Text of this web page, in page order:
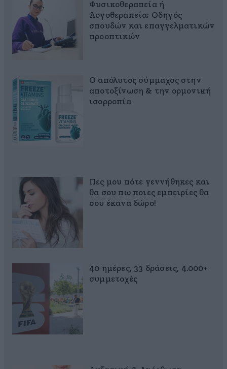
Φυσικοθεραπεία ή
Λογοθεραπεία; Οδηγός
σπουδών και επαγγελματικών
προοπτικών
Ο απόλυτος σύμμαχος στην
αποτοξίνωση & την ορμονική
ισορροπία
Πες μου πότε γεννήθηκες και
θα σου πω ποιες εμπειρίες θα
σου έκανα δώρο!
40 ημέρες, 33 δράσεις, 4.000+
συμμετοχές